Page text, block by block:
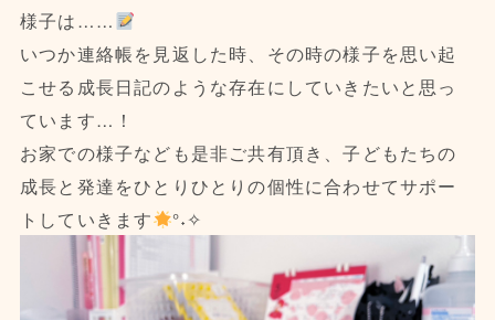
様子は……
いつか連絡帳を見返した時、その時の様子を思い起
こせる成長日記のような存在にしていきたいと思っ
ています…！
お家での様子なども是非ご共有頂き、子どもたちの
成長と発達をひとりひとりの個性に合わせてサポー
トしていきます
°˖✧